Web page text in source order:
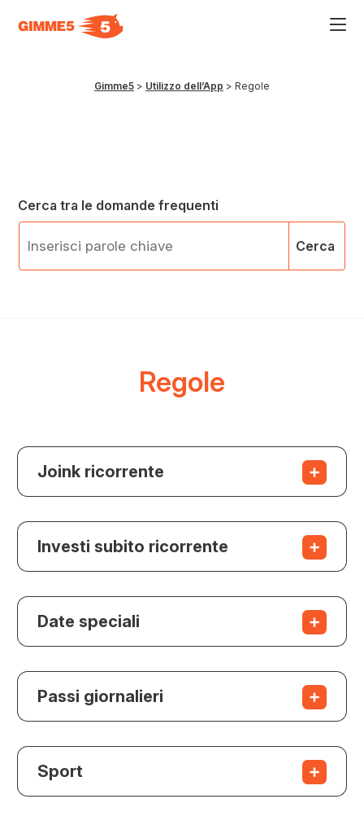
Gimme5 > Utilizzo dell’App > Regole
Cerca tra le domande frequenti
Cerca
Regole
Joink ricorrente
Investi subito ricorrente
Date speciali
Passi giornalieri
Sport